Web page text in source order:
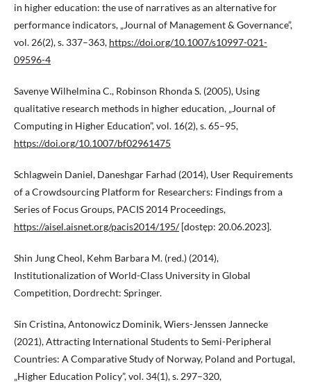
in higher education: the use of narratives as an alternative for
performance indicators, „Journal of Management & Governance”,
vol. 26(2), s. 337–363, https://doi.org/10.1007/s10997-021-
09596-4
Savenye Wilhelmina C., Robinson Rhonda S. (2005), Using
qualitative research methods in higher education, „Journal of
Computing in Higher Education”, vol. 16(2), s. 65–95,
https://doi.org/10.1007/bf02961475
Schlagwein Daniel, Daneshgar Farhad (2014), User Requirements
of a Crowdsourcing Platform for Researchers: Findings from a
Series of Focus Groups, PACIS 2014 Proceedings,
https://aisel.aisnet.org/pacis2014/195/[dostęp: 20.06.2023].
Shin Jung Cheol, Kehm Barbara M. (red.) (2014),
Institutionalization of World-Class University in Global
Competition, Dordrecht: Springer.
Sin Cristina, Antonowicz Dominik, Wiers-Jenssen Jannecke
(2021), Attracting International Students to Semi-Peripheral
Countries: A Comparative Study of Norway, Poland and Portugal,
„Higher Education Policy”, vol. 34(1), s. 297–320,